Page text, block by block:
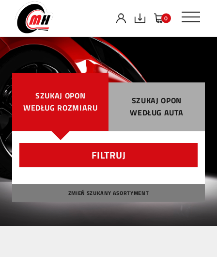
0
SZUKAJ OPON
WEDŁUG ROZMIARU
SZUKAJ OPON
WEDŁUG AUTA
FILTRUJ
ZMIEŃ SZUKANY ASORTYMENT